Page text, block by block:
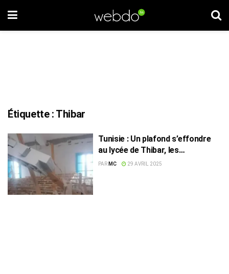
Étiquette : Thibar
Tunisie : Un plafond s’effondre
au lycée de Thibar, les
infrastructures scolaires sous
PAR MC 29 AVRIL 2025